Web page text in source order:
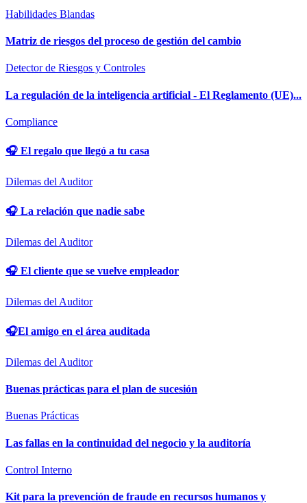
Habilidades Blandas
Matriz de riesgos del proceso de gestión del cambio
Detector de Riesgos y Controles
La regulación de la inteligencia artificial - El Reglamento (UE)...
Compliance
🎧 El regalo que llegó a tu casa
Dilemas del Auditor
🎧 La relación que nadie sabe
Dilemas del Auditor
🎧 El cliente que se vuelve empleador
Dilemas del Auditor
🎧El amigo en el área auditada
Dilemas del Auditor
Buenas prácticas para el plan de sucesión
Buenas Prácticas
Las fallas en la continuidad del negocio y la auditoría
Control Interno
Kit para la prevención de fraude en recursos humanos y